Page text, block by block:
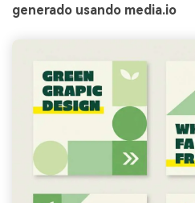
generado usando media.io